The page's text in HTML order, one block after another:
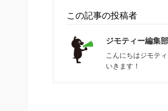
この記事の投稿者
ジモティー編集部
こんにちはジモテ
いきます！